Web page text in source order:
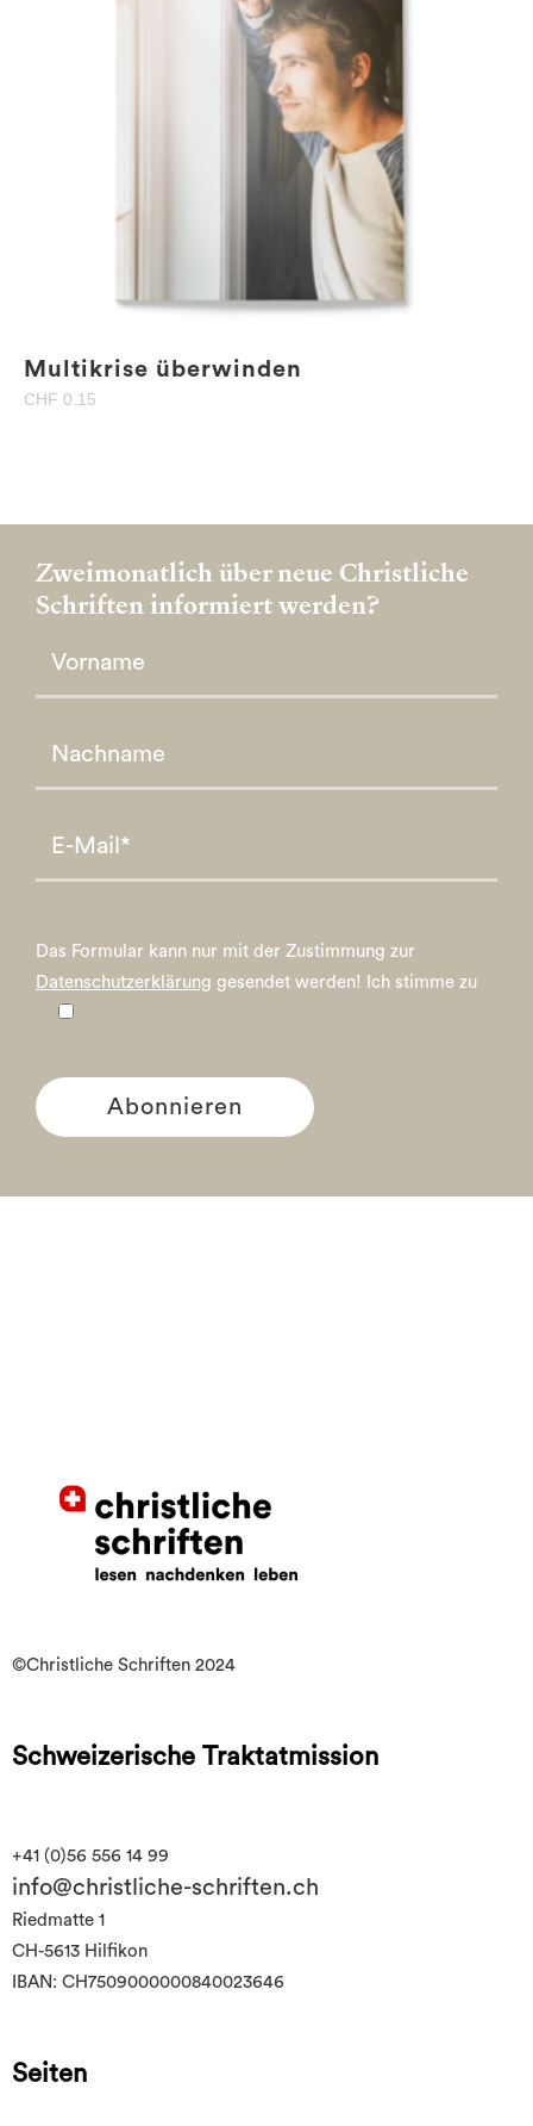
Multikrise überwinden
CHF 0.15
Zweimonatlich über neue Christliche
Schriften informiert werden?
Das Formular kann nur mit der Zustimmung zur
Datenschutzerklärung gesendet werden! Ich stimme zu
©Christliche Schriften 2024
Schweizerische Traktatmission
+41 (0)56 556 14 99
info@christliche-schriften.ch
Riedmatte 1
CH-5613 Hilfikon
IBAN: CH7509000000840023646
Seiten